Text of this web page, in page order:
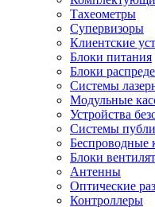
Тахеометры
Супервизоры
Клиентские
Блоки питания
Блоки
Системы
Модульные
Устройства
Системы
Беспроводные
Блоки
Антенны
Оптические
Контроллеры